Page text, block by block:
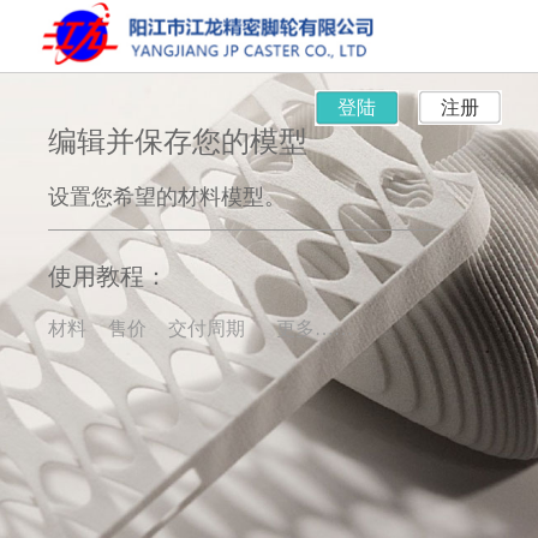
登陆 注册
编辑并保存您的模型
设置您希望的材料模型。
使用教程：
材料 售价 交付周期 更多……